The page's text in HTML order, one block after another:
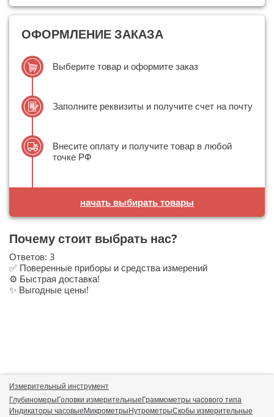
ОФОРМЛЕНИЕ ЗАКАЗА
Выберите товар и оформите заказ
Заполните реквизиты и получите счет на почту
Внесите оплату и получите товар в любой
точке РФ
начать выбирать товары
Почему стоит выбрать нас?
Ответов: 3
✅ Поверенные приборы и средства измерений
⚙️ Быстрая доставка!
✨ Выгодные цены!
Измерительный инструмент
ГлубиномерыГоловки измерительныеГраммометры часового типа
Индикаторы часовыеМикрометрыНутрометрыСкобы измерительные